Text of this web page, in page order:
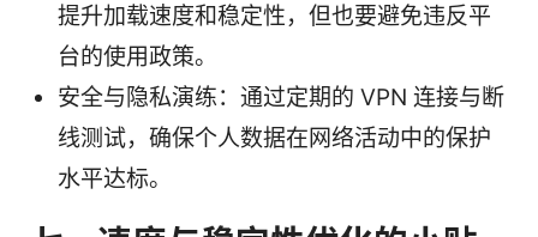
提升加载速度和稳定性，但也要避免违反平
台的使用政策。
安全与隐私演练：通过定期的 VPN 连接与断
线测试，确保个人数据在网络活动中的保护
水平达标。